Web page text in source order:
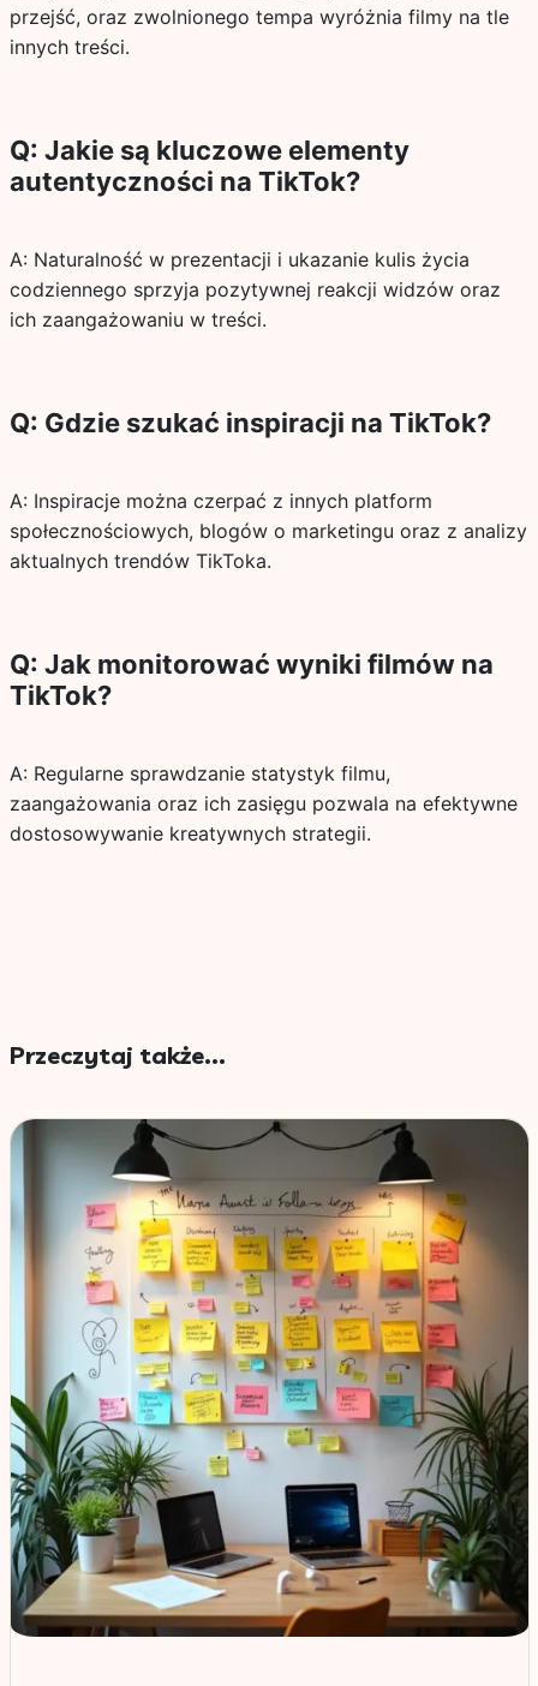
przejść, oraz zwolnionego tempa wyróżnia filmy na tle
innych treści.
Q: Jakie są kluczowe elementy
autentyczności na TikTok?
A: Naturalność w prezentacji i ukazanie kulis życia
codziennego sprzyja pozytywnej reakcji widzów oraz
ich zaangażowaniu w treści.
Q: Gdzie szukać inspiracji na TikTok?
A: Inspiracje można czerpać z innych platform
społecznościowych, blogów o marketingu oraz z analizy
aktualnych trendów TikToka.
Q: Jak monitorować wyniki filmów na
TikTok?
A: Regularne sprawdzanie statystyk filmu,
zaangażowania oraz ich zasięgu pozwala na efektywne
dostosowywanie kreatywnych strategii.
Przeczytaj także...